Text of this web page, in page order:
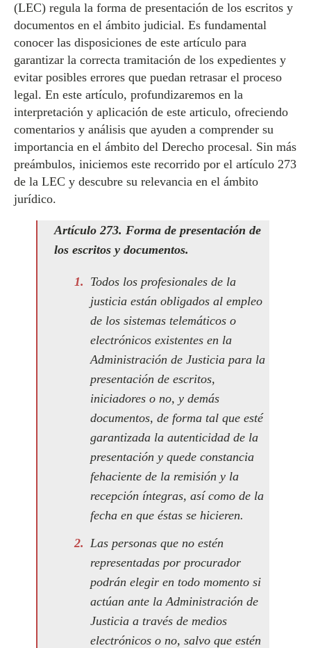
(LEC) regula la forma de presentación de los escritos y
documentos en el ámbito judicial. Es fundamental
conocer las disposiciones de este artículo para
garantizar la correcta tramitación de los expedientes y
evitar posibles errores que puedan retrasar el proceso
legal. En este artículo, profundizaremos en la
interpretación y aplicación de este articulo, ofreciendo
comentarios y análisis que ayuden a comprender su
importancia en el ámbito del Derecho procesal. Sin más
preámbulos, iniciemos este recorrido por el artículo 273
de la LEC y descubre su relevancia en el ámbito
jurídico.
Artículo 273. Forma de presentación de
los escritos y documentos.
Todos los profesionales de la
justicia están obligados al empleo
de los sistemas telemáticos o
electrónicos existentes en la
Administración de Justicia para la
presentación de escritos,
iniciadores o no, y demás
documentos, de forma tal que esté
garantizada la autenticidad de la
presentación y quede constancia
fehaciente de la remisión y la
recepción íntegras, así como de la
fecha en que éstas se hicieren.
Las personas que no estén
representadas por procurador
podrán elegir en todo momento si
actúan ante la Administración de
Justicia a través de medios
electrónicos o no, salvo que estén